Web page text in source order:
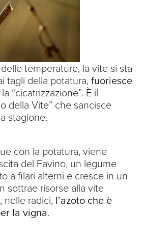
temperature, la vite si sta
tagli della potatura, fuoriesce
“cicatrizzazione”. È il
della Vite” che sancisce
stagione.
con la potatura, viene
del Favino, un legume
a filari alterni e cresce in un
sottrae risorse alla vite
nelle radici, l’azoto che è
la vigna.